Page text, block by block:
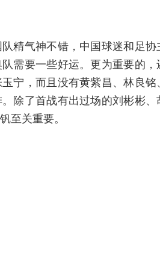
精气神不错，中国球迷和足
需要一些好运。更为重要的
宁，而且没有黄紫昌、林良铭
除了首战有出过场的刘彬彬、
至关重要。